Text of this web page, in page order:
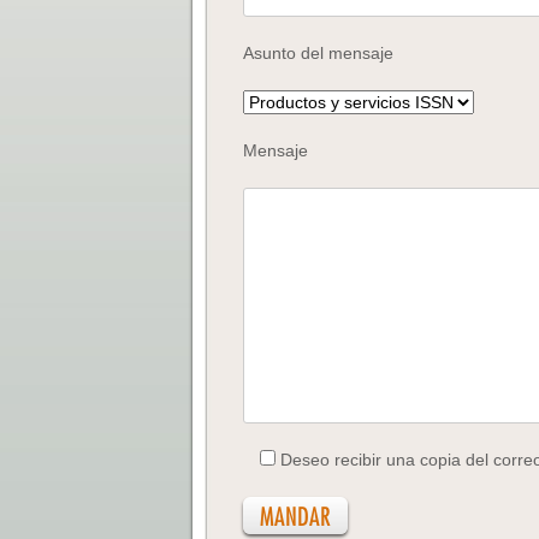
Asunto del mensaje
Mensaje
Deseo recibir una copia del